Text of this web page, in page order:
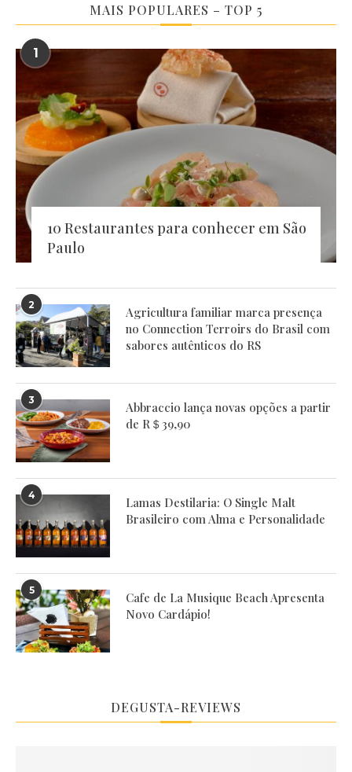
MAIS POPULARES – TOP 5
1
10 Restaurantes para conhecer em São
Paulo
2
Agricultura familiar marca presença
no Connection Terroirs do Brasil com
sabores autênticos do RS
3
Abbraccio lança novas opções a partir
de R＄39,90
4
Lamas Destilaria: O Single Malt
Brasileiro com Alma e Personalidade
5
Cafe de La Musique Beach Apresenta
Novo Cardápio!
DEGUSTA-REVIEWS